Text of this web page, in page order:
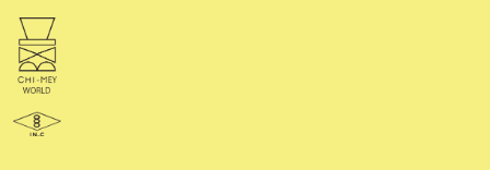
Skip
content